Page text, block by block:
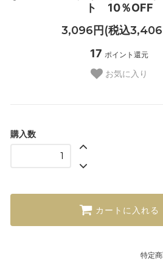
ト 10％OFF
3,096円(税込
17 ポイント還元
お気に入り
購入数
カートに入れる
特定